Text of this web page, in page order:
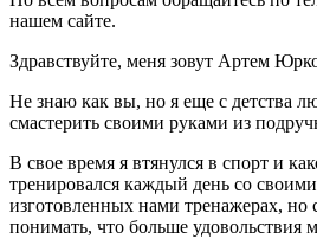
нашем сайте.
Здравствуйте, меня зовут Артем
Не знаю как вы, но я еще с детства
смастерить своими руками из
В свое время я втянулся в спорт и
тренировался каждый день со
изготовленных нами тренажерах, но
понимать, что больше удовольствия